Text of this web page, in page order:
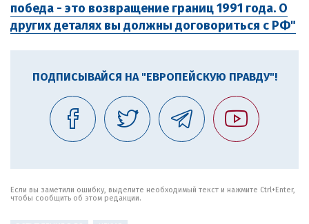
победа - это возвращение границ 1991 года. О
других деталях вы должны договориться с РФ"
ПОДПИСЫВАЙСЯ НА "ЕВРОПЕЙСКУЮ ПРАВДУ"!
Если вы заметили ошибку, выделите необходимый текст и нажмите Ctrl+Enter,
чтобы сообщить об этом редакции.